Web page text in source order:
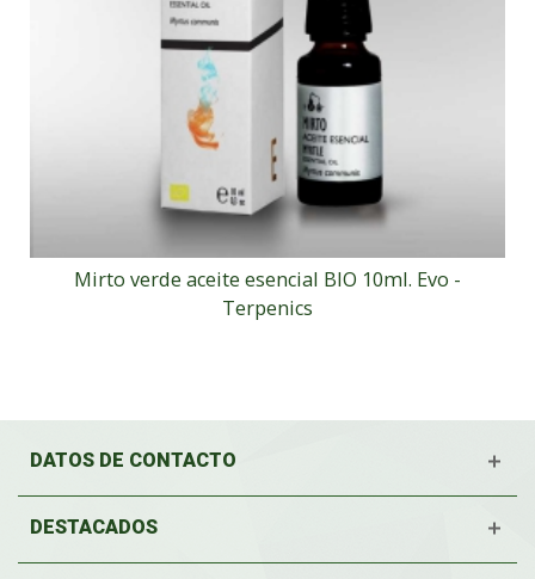
Mirto verde aceite esencial BIO 10ml. Evo -
Terpenics
DATOS DE CONTACTO
DESTACADOS